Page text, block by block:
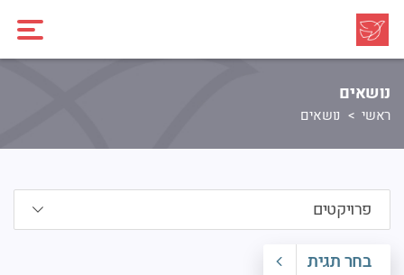
נושאים
ראשי נושאים
בחר תגית